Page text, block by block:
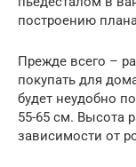
построению
Прежде всего –
покупать для
будет неудобно
55-65 см. Высота
зависимости от